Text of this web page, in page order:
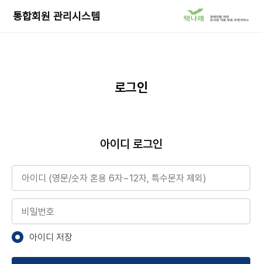
통합회원 관리시스템
책
나
로그인
아이디 로그인
아이디
비밀번호
아이디 저장